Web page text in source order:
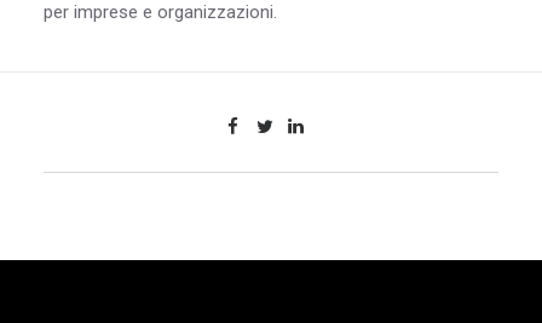
per imprese e organizzazioni.